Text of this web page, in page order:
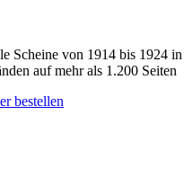
Scheine von 1914 bis 1924 in
auf mehr als 1.200 Seiten
bestellen